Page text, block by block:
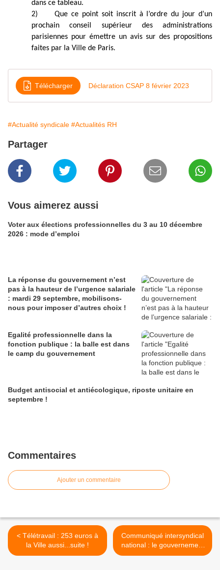
dans ce tableau.
2)
Que ce point soit inscrit à l’ordre du jour d’un
prochain conseil supérieur des administrations
parisiennes pour émettre un avis sur des propositions
faites par la Ville de Paris.
Télécharger Déclaration CSAP 8 février 2023
#Actualité syndicale #Actualités RH
Partager
Vous aimerez aussi
Voter aux élections professionnelles du 3 au 10 décembre
2026 : mode d’emploi
La réponse du gouvernement n’est
pas à la hauteur de l’urgence salariale
: mardi 29 septembre, mobilisons-
nous pour imposer d’autres choix !
Egalité professionnelle dans la
fonction publique : la balle est dans
le camp du gouvernement
Budget antisocial et antiécologique, riposte unitaire en
septembre !
Commentaires
Ajouter un commentaire
< Télétravail : 253 euros à
la Ville aussi...suite !
Communiqué intersyndical
national : le gouvernement
et les parlementaires ne